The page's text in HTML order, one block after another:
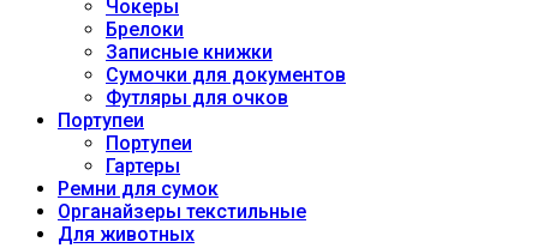
Чокеры
Брелоки
Записные книжки
Сумочки для документов
Футляры для очков
Портупеи
Портупеи
Гартеры
Ремни для сумок
Органайзеры текстильные
Для животных